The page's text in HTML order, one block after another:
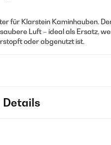
für Klarstein Kaminhauben.
Luft – ideal als Ersatz,
oder abgenutzt ist.
Details